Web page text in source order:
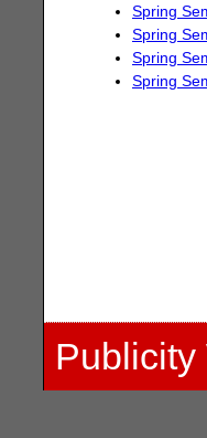
Spring
Spring
Spring
Spring
Publicity